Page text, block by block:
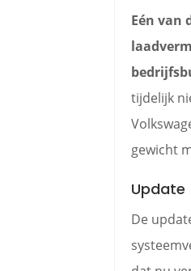
Eén van
tijdelijk
gewicht
Update
De